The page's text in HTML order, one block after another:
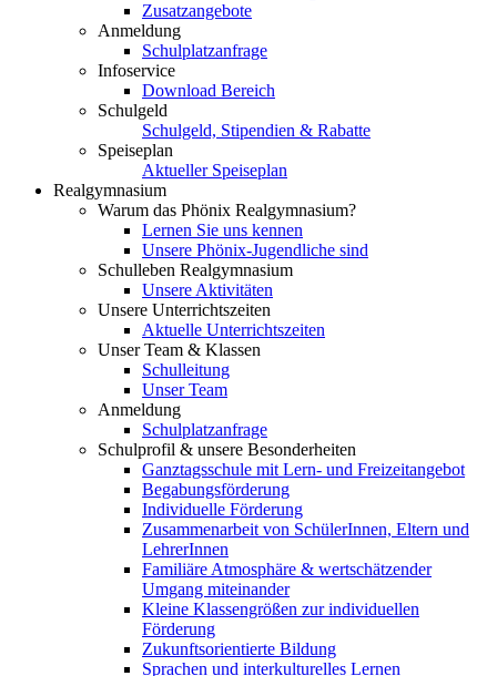
Zusatzangebote
Anmeldung
Schulplatzanfrage
Infoservice
Download Bereich
Schulgeld
Schulgeld, Stipendien & Rabatte
Speiseplan
Aktueller Speiseplan
Realgymnasium
Warum das Phönix Realgymnasium?
Lernen Sie uns kennen
Unsere Phönix-Jugendliche sind
Schulleben Realgymnasium
Unsere Aktivitäten
Unsere Unterrichtszeiten
Aktuelle Unterrichtszeiten
Unser Team & Klassen
Schulleitung
Unser Team
Anmeldung
Schulplatzanfrage
Schulprofil & unsere Besonderheiten
Ganztagsschule mit Lern- und Freizeitangebot
Begabungsförderung
Individuelle Förderung
Zusammenarbeit von SchülerInnen, Eltern und
LehrerInnen
Familiäre Atmosphäre & wertschätzender
Umgang miteinander
Kleine Klassengrößen zur individuellen
Förderung
Zukunftsorientierte Bildung
Sprachen und interkulturelles Lernen